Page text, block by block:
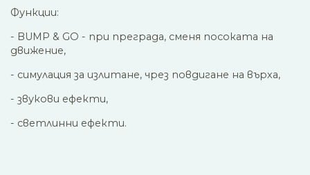
Функции:
- BUMP & GO - при преграда, сменя посоката на
движение,
- симулация за излитане, чрез повдигане на върха,
- звукови ефекти,
- светлинни ефекти.